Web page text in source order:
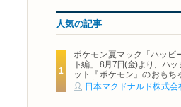
人気の記事
ポケモン夏マック「ハッピ
ト編」 8月7日(金)より、ハッ
ット『ポケモン』のおもち
間限定登場
日本マクドナルド株式会